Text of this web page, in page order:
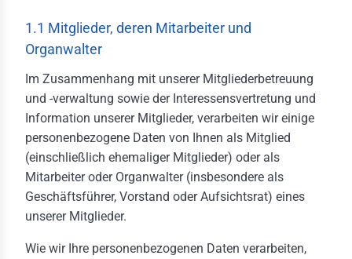
1.1 Mitglieder, deren Mitarbeiter und
Organwalter
Im Zusammenhang mit unserer Mitgliederbetreuung
und -verwaltung sowie der Interessensvertretung und
Information unserer Mitglieder, verarbeiten wir einige
personenbezogene Daten von Ihnen als Mitglied
(einschließlich ehemaliger Mitglieder) oder als
Mitarbeiter oder Organwalter (insbesondere als
Geschäftsführer, Vorstand oder Aufsichtsrat) eines
unserer Mitglieder.
Wie wir Ihre personenbezogenen Daten verarbeiten,